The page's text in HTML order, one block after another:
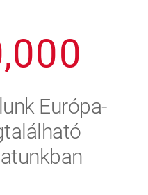
,000
Európa-